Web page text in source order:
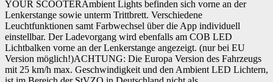
YOUR SCOOTERAmbient Lights befinden sich vorne an der
Lenkerstange sowie unterm Trittbrett. Verschiedene
Leuchtfunktionen samt Farbwechsel über die App individuell
einstellbar. Der Ladevorgang wird ebenfalls am COB LED
Lichtbalken vorne an der Lenkerstange angezeigt. (nur bei EU
Version möglich!)ACHTUNG: Die Europa Version des Fahrzeugs
mit 25 km/h max. Geschwindigkeit und den Ambient LED Lichtern,